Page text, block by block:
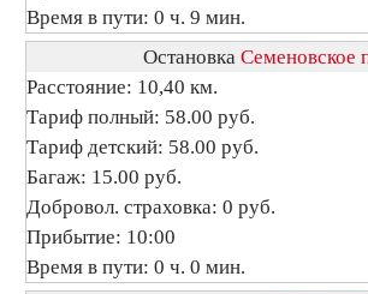
Время в пути: 0 ч. 9 мин.
Остановка Семеновское
Расстояние: 10,40 км.
Тариф полный: 58.00 руб.
Тариф детский: 58.00 руб.
Багаж: 15.00 руб.
Добровол. страховка: 0 руб.
Прибытие: 10:00
Время в пути: 0 ч. 0 мин.